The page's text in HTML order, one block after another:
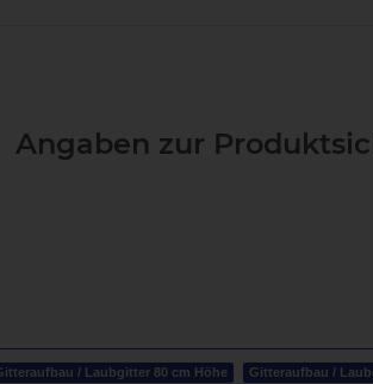
Angaben zur
/ Laubgitter 80 cm Höhe Gitteraufbau /